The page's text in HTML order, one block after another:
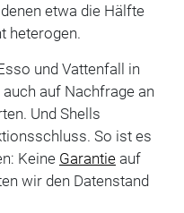
etwa die Hälfte
heterogen.
und Vattenfall in
auf Nachfrage an
Und Shells
So ist es
Keine Garantieauf
wir den Datenstand